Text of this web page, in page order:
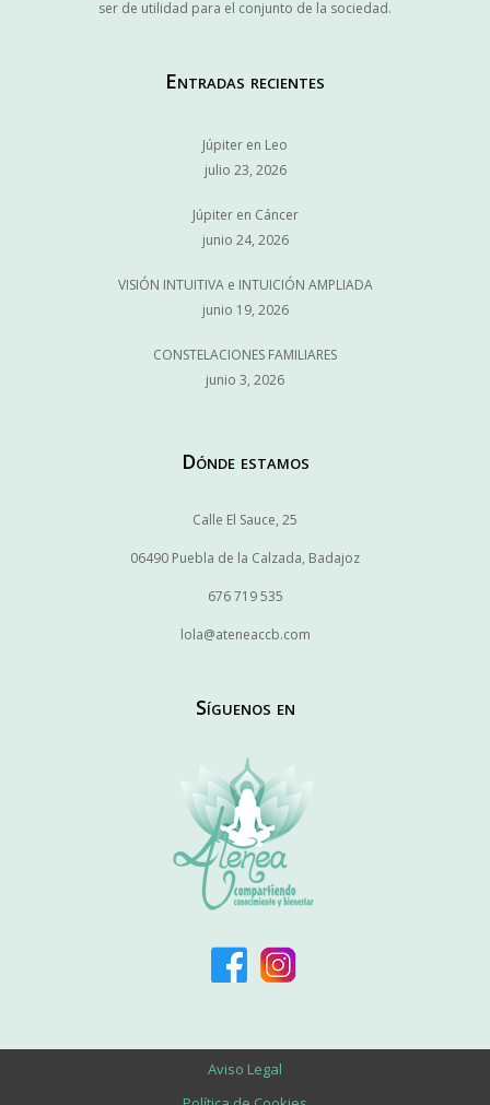
ser de utilidad para el conjunto de la sociedad.
Entradas recientes
Júpiter en Leo
julio 23, 2026
Júpiter en Cáncer
junio 24, 2026
VISIÓN INTUITIVA e INTUICIÓN AMPLIADA
junio 19, 2026
CONSTELACIONES FAMILIARES
junio 3, 2026
Dónde estamos
Calle El Sauce, 25
06490 Puebla de la Calzada, Badajoz
676 719 535
lola@ateneaccb.com
Síguenos en
Aviso Legal